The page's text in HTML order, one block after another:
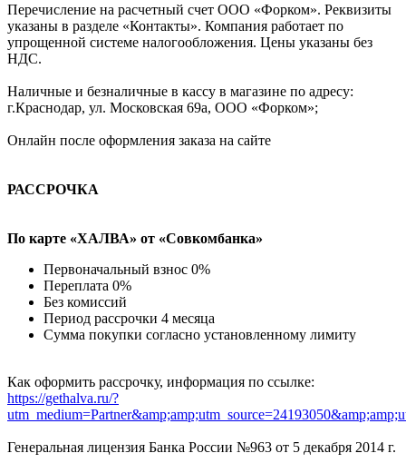
Перечисление на расчетный счет ООО «Форком». Реквизиты
указаны в разделе «Контакты». Компания работает по
упрощенной системе налогообложения. Цены указаны без
НДС.
Наличные и безналичные в кассу в магазине по адресу:
г.Краснодар, ул. Московская 69а, ООО «Форком»;
Онлайн после оформления заказа на сайте
РАССРОЧКА
По карте «ХАЛВА» от «Совкомбанка»
Первоначальный взнос 0%
Переплата 0%
Без комиссий
Период рассрочки 4 месяца
Сумма покупки согласно установленному лимиту
Как оформить рассрочку, информация по ссылке:
https://gethalva.ru/?
Генеральная лицензия Банка России №963 от 5 декабря 2014 г.